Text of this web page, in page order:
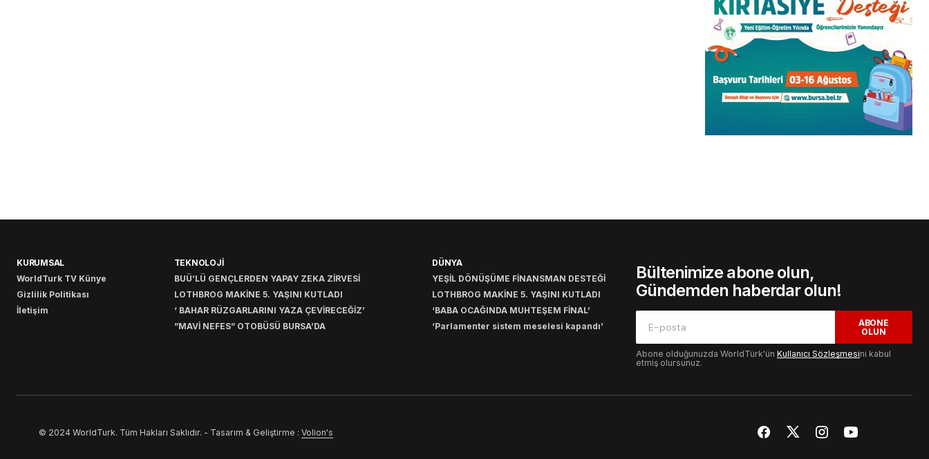
KURUMSAL
WorldTurk TV Künye
Gizlilik Politikası
İletişim
TEKNOLOJİ
BUÜ’LÜ GENÇLERDEN YAPAY ZEKA ZİRVESİ
LOTHBROG MAKİNE 5. YAŞINI KUTLADI
‘ BAHAR RÜZGARLARINI YAZA ÇEVİRECEĞİZ’
”MAVİ NEFES” OTOBÜSÜ BURSA’DA
DÜNYA
YEŞİL DÖNÜŞÜME FİNANSMAN DESTEĞİ
LOTHBROG MAKİNE 5. YAŞINI KUTLADI
‘BABA OCAĞINDA MUHTEŞEM FİNAL’
‘Parlamenter sistem meselesi kapandı’
Bültenimize abone olun,
Gündemden haberdar olun!
ABONE
OLUN
Abone olduğunuzda WorldTürk'ün Kullanıcı Sözleşmesini kabul
etmiş olursunuz.
© 2024 WorldTurk. Tüm Hakları Saklıdır. - Tasarım & Geliştirme : Volion's